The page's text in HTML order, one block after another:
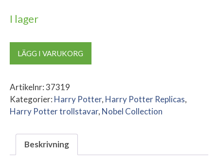
I lager
Harry
Trollstav
mängd
LÄGG I VARUKORG
Artikelnr:37319
Kategorier: Harry Potter, Harry Potter Replicas,
Harry Potter trollstavar, Nobel Collection
Beskrivning